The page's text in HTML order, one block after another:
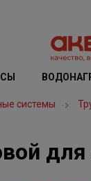
системы